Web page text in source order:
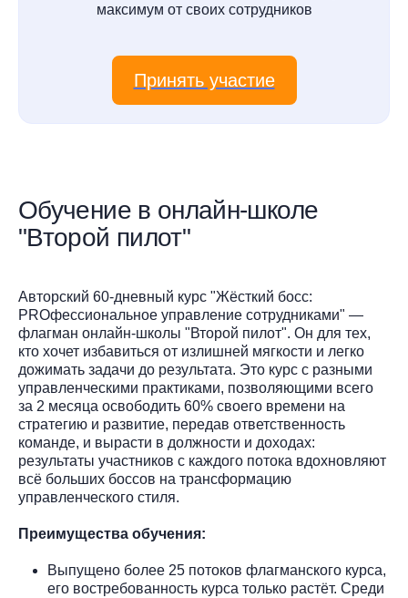
максимум от своих сотрудников
Принять участие
Обучение в онлайн-школе
"Второй пилот"
Авторский 60-дневный курс "Жёсткий босс:
PROфессиональное управление сотрудниками" —
флагман онлайн-школы "Второй пилот". Он для тех,
кто хочет избавиться от излишней мягкости и легко
дожимать задачи до результата. Это курс с разными
управленческими практиками, позволяющими всего
за 2 месяца освободить 60% своего времени на
стратегию и развитие, передав ответственность
команде, и вырасти в должности и доходах:
результаты участников с каждого потока вдохновляют
всё больших боссов на трансформацию
управленческого стиля.
Преимущества обучения:
Выпущено более 25 потоков флагманского курса,
его востребованность курса только растёт. Среди